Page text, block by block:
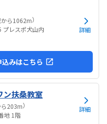
ら1062m）
プレスポ犬山内
詳細
みはこちら
ン扶桑教室
203m）
地 1階
詳細